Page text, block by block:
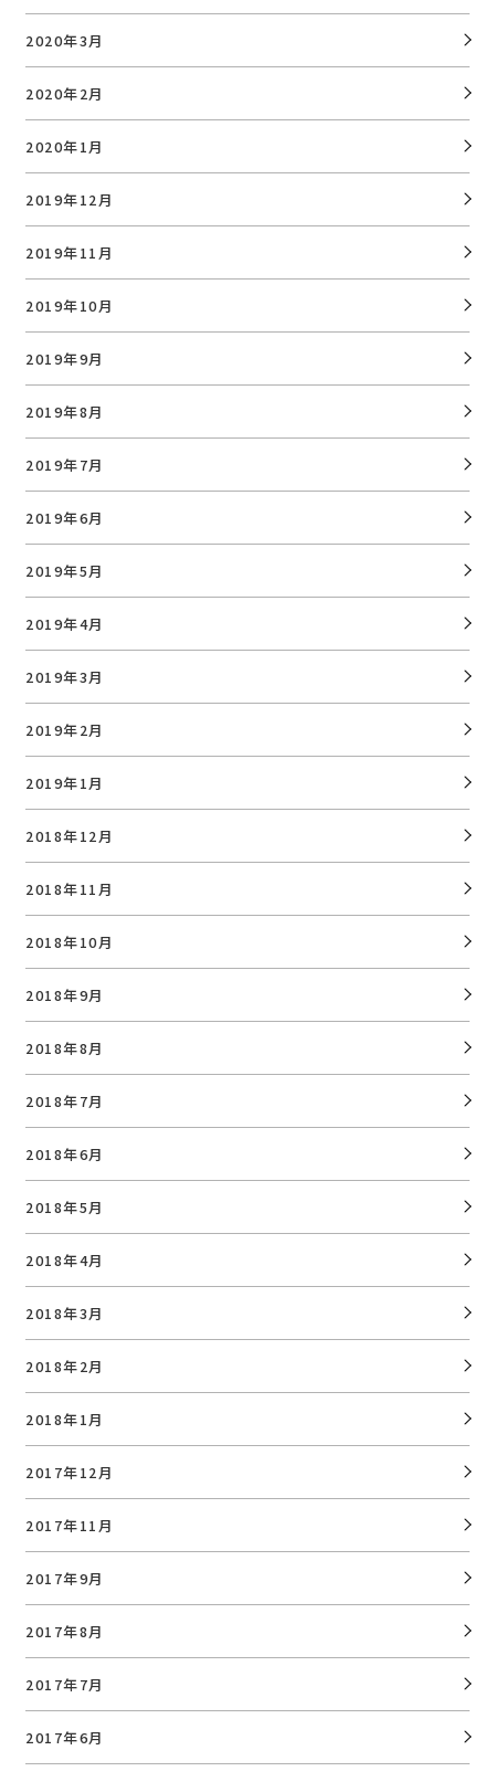
2020年3月
2020年2月
2020年1月
2019年12月
2019年11月
2019年10月
2019年9月
2019年8月
2019年7月
2019年6月
2019年5月
2019年4月
2019年3月
2019年2月
2019年1月
2018年12月
2018年11月
2018年10月
2018年9月
2018年8月
2018年7月
2018年6月
2018年5月
2018年4月
2018年3月
2018年2月
2018年1月
2017年12月
2017年11月
2017年9月
2017年8月
2017年7月
2017年6月